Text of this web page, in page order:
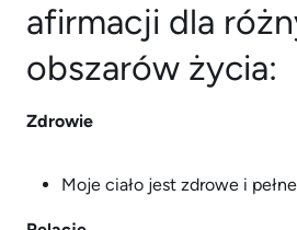
afirmacji dla
obszarów życia:
Zdrowie
Moje ciało jest zdrowe i